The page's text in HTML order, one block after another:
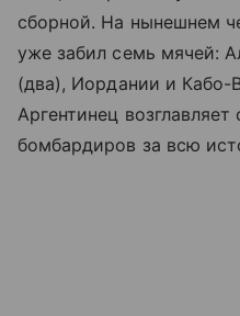
сборной. На нынешнем
уже забил семь мячей:
(два), Иордании и Кабо-
Аргентинец
бомбардиров за всю